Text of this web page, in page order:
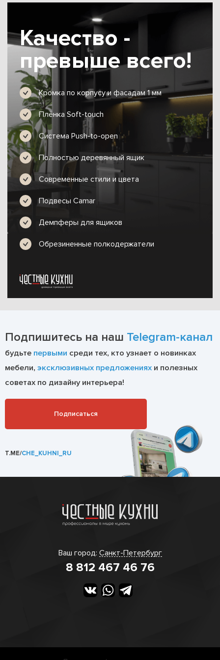
Качество -
превыше всего!
Кромка по корпусу и фасадам 1 мм
Плёнка Soft-touch
Система Push-to-open
Полностью деревянный ящик
Современные стили и цвета
Подвесы Camar
Демпферы для ящиков
Обрезиненные полкодержатели
Подпишитесь на наш Telegram-канал
будьте первыми среди тех, кто узнает о новинках
мебели, эксклюзивных предложениях и полезных
советах по дизайну интерьера!
Подписаться
T.ME/CHE_KUHNI_RU
Ваш город: Санкт-Петербург
8 812 467 46 76